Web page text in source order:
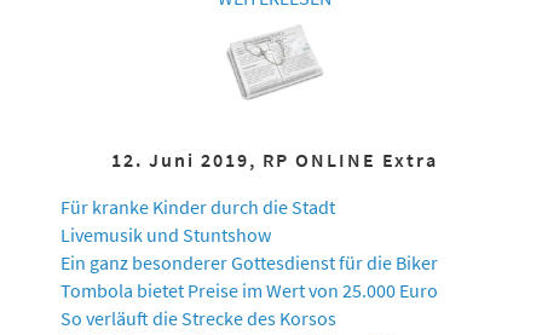
12. Juni 2019, RP ONLINE Extra
Für kranke Kinder durch die Stadt
Livemusik und Stuntshow
Ein ganz besonderer Gottesdienst für die Biker
Tombola bietet Preise im Wert von 25.000 Euro
So verläuft die Strecke des Korsos